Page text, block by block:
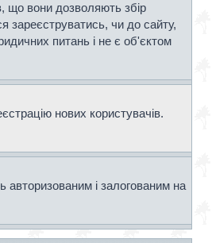
що вони дозволяють збір
зареєструватись, чи до сайту,
питань і не є об'єктом
нових користувачів.
і залогованим на